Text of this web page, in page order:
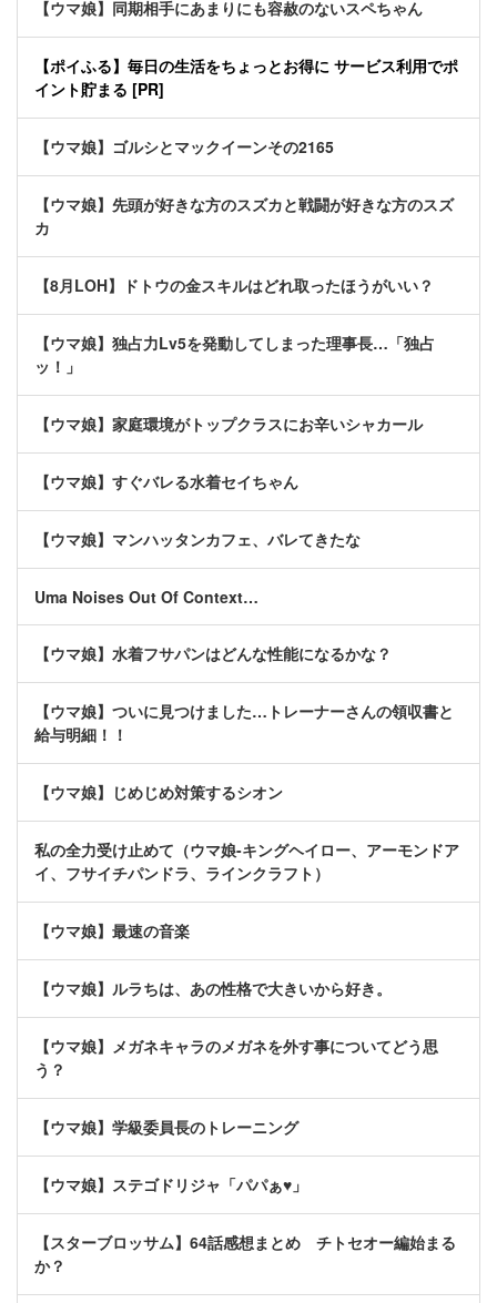
【ウマ娘】同期相手にあまりにも容赦のないスペちゃん
【ポイふる】毎日の生活をちょっとお得に サービス利用でポ
イント貯まる [PR]
【ウマ娘】ゴルシとマックイーンその2165
【ウマ娘】先頭が好きな方のスズカと戦闘が好きな方のスズ
カ
【8月LOH】ドトウの金スキルはどれ取ったほうがいい？
【ウマ娘】独占力Lv5を発動してしまった理事長…「独占
ッ！」
【ウマ娘】家庭環境がトップクラスにお辛いシャカール
【ウマ娘】すぐバレる水着セイちゃん
【ウマ娘】マンハッタンカフェ、バレてきたな
Uma Noises Out Of Context…
【ウマ娘】水着フサパンはどんな性能になるかな？
【ウマ娘】ついに見つけました…トレーナーさんの領収書と
給与明細！！
【ウマ娘】じめじめ対策するシオン
私の全力受け止めて（ウマ娘-キングヘイロー、アーモンドア
イ、フサイチパンドラ、ラインクラフト）
【ウマ娘】最速の音楽
【ウマ娘】ルラちは、あの性格で大きいから好き。
【ウマ娘】メガネキャラのメガネを外す事についてどう思
う？
【ウマ娘】学級委員長のトレーニング
【ウマ娘】ステゴドリジャ「パパぁ♥」
【スターブロッサム】64話感想まとめ チトセオー編始まる
か？